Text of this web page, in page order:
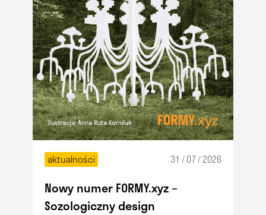
aktualności 31 / 07 / 2026
Nowy numer FORMY.xyz –
Sozologiczny design